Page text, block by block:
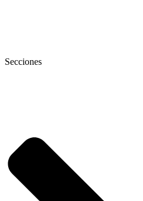
Secciones